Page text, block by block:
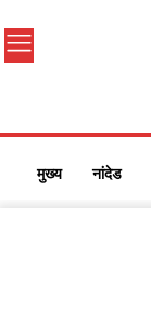
मुख्य नांदेड